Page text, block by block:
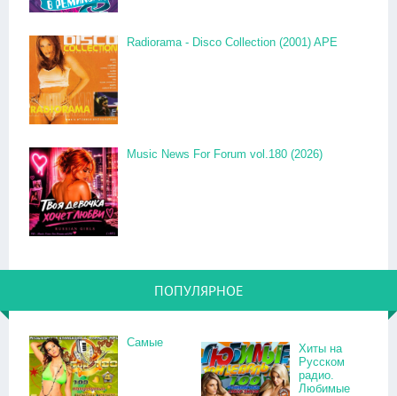
Radiorama - Disco Collection (2001) APE
Music News For Forum vol.180 (2026)
ПОПУЛЯРНОЕ
Самые
Хиты на
Русском
радио.
Любимые